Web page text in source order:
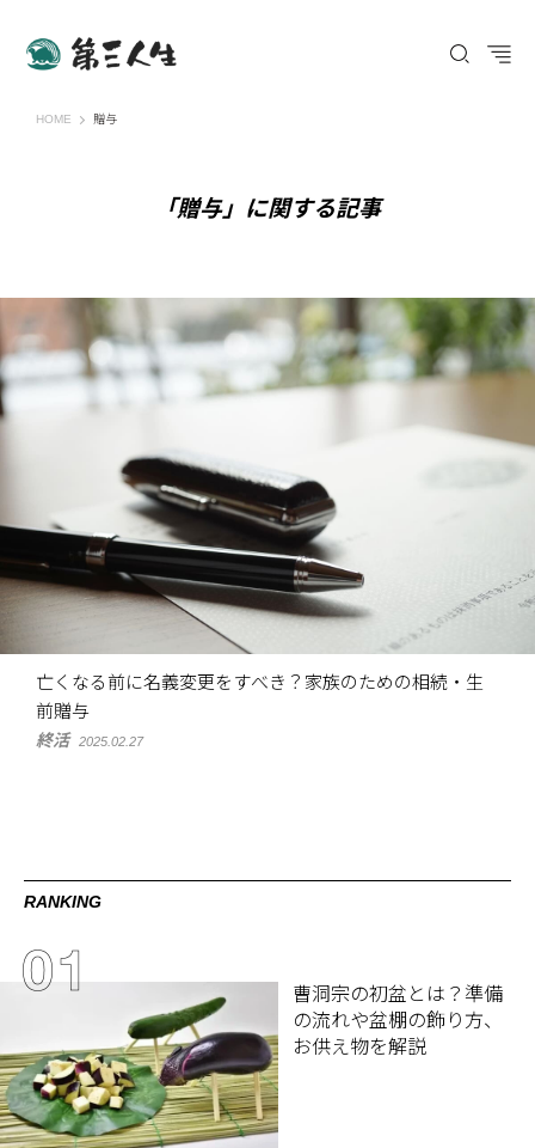
HOME 第三人生 〜寄り道の歩き方〜
贈与
「贈与」に関する記事
亡くなる前に名義変更をすべき？家族のための相続・生
前贈与
終活 2025.02.27
RANKING
曹洞宗の初盆とは？準備
の流れや盆棚の飾り方、
お供え物を解説